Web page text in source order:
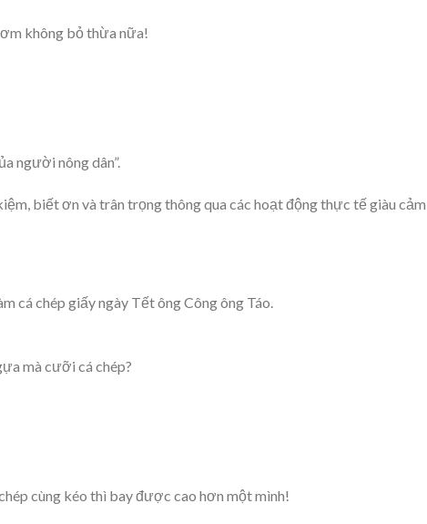
không bỏ thừa nữa!
người nông dân”.
biết ơn và trân trọng thông qua các hoạt động thực tế giàu cảm
cá chép giấy ngày Tết ông Công ông Táo.
mà cưỡi cá chép?
cùng kéo thì bay được cao hơn một mình!